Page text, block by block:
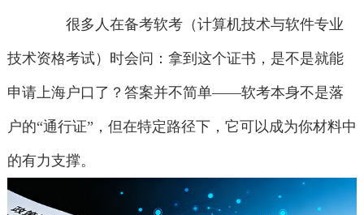
很多人在备考软考（计算机技术与软件专业
技术资格考试）时会问：拿到这个证书，是不是就能
申请上海户口了？答案并不简单——软考本身不是落
户的“通行证”，但在特定路径下，它可以成为你材料中
的有力支撑。